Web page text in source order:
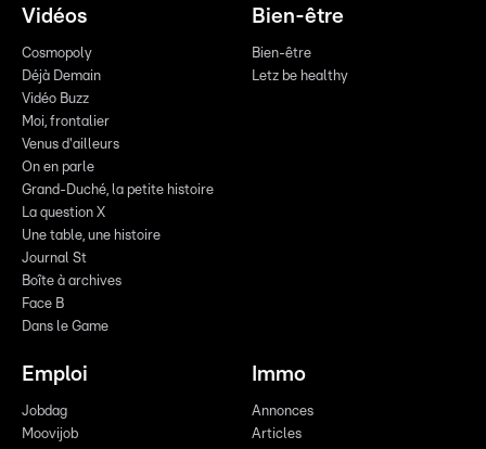
Vidéos
Cosmopoly
Déjà Demain
Vidéo Buzz
Moi, frontalier
Venus d'ailleurs
On en parle
Grand-Duché, la petite histoire
La question X
Une table, une histoire
Journal St
Boîte à archives
Face B
Dans le Game
Bien-être
Bien-être
Letz be healthy
Emploi
Jobdag
Moovijob
Immo
Annonces
Articles